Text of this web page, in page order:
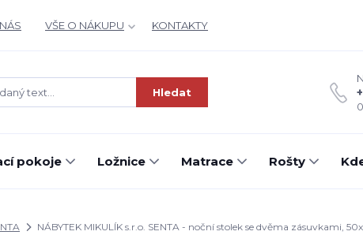
VŠE O NÁKUPU KONTAKTY
Hledat
pokoje Ložnice Matrace Rošty
NÁBYTEK MIKULÍK s.r.o. SENTA - noční stolek se dvěma zásuvkami,